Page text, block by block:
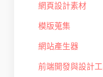
網頁設計素材
模版蒐集
網站產生器
前端開發與設計